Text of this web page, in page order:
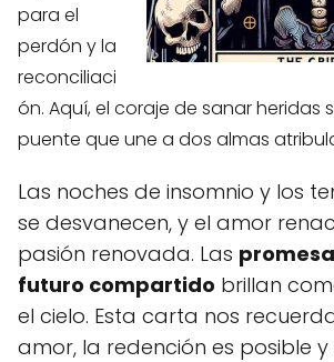
para el
perdón y la
reconciliaci
ón. Aquí, el coraje de sanar heridas
puente que une a dos almas
Las noches de insomnio y los
se desvanecen, y el amor
pasión renovada. Las
futuro compartido brillan
el cielo. Esta carta nos
amor, la redención es posible